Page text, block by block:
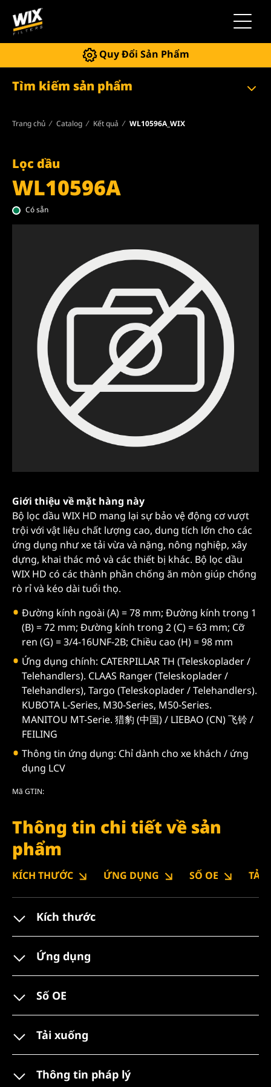
Quy Đổi Sản Phẩm
Tìm kiếm sản phẩm
Trang chủ Catalog Kết quả WL10596A_WIX
Lọc dầu
WL10596A
Có sẵn
Giới thiệu về mặt hàng này
Bộ lọc dầu WIX HD mang lại sự bảo vệ động cơ vượt
trội với vật liệu chất lượng cao, dung tích lớn cho các
ứng dụng như xe tải vừa và nặng, nông nghiệp, xây
dựng, khai thác mỏ và các thiết bị khác. Bộ lọc dầu
WIX HD có các thành phần chống ăn mòn giúp chống
rò rỉ và kéo dài tuổi thọ.
Đường kính ngoài (A) = 78 mm; Đường kính trong 1
(B) = 72 mm; Đường kính trong 2 (C) = 63 mm; Cỡ
ren (G) = 3/4-16UNF-2B; Chiều cao (H) = 98 mm
Ứng dụng chính: CATERPILLAR TH (Teleskoplader /
Telehandlers). CLAAS Ranger (Teleskoplader /
Telehandlers), Targo (Teleskoplader / Telehandlers).
KUBOTA L-Series, M30-Series, M50-Series.
MANITOU MT-Serie. 猎豹 (中国) / LIEBAO (CN) 飞铃 /
FEILING
Thông tin ứng dụng: Chỉ dành cho xe khách / ứng
dụng LCV
Mã GTIN:
Thông tin chi tiết về sản
phẩm
KÍCH THƯỚC ỨNG DỤNG SỐ OE TẢI
Kích thước
Ứng dụng
Số OE
Tải xuống
Thông tin pháp lý